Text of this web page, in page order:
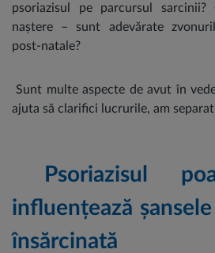
psoriazisul pe parcursul
naștere – sunt adevărate
post-natale?
Sunt multe aspecte de avut în
ajuta să clarifici lucrurile, am
Psoriazisul
influențează
însărcinată